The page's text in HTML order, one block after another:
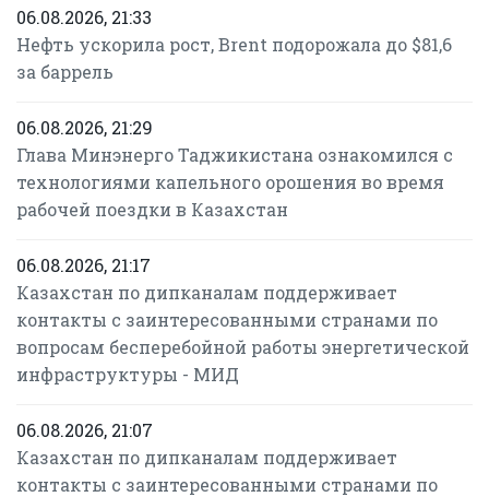
06.08.2026, 21:33
Нефть ускорила рост, Brent подорожала до $81,6
за баррель
06.08.2026, 21:29
Глава Минэнерго Таджикистана ознакомился с
технологиями капельного орошения во время
рабочей поездки в Казахстан
06.08.2026, 21:17
Казахстан по дипканалам поддерживает
контакты с заинтересованными странами по
вопросам бесперебойной работы энергетической
инфраструктуры - МИД
06.08.2026, 21:07
Казахстан по дипканалам поддерживает
контакты с заинтересованными странами по